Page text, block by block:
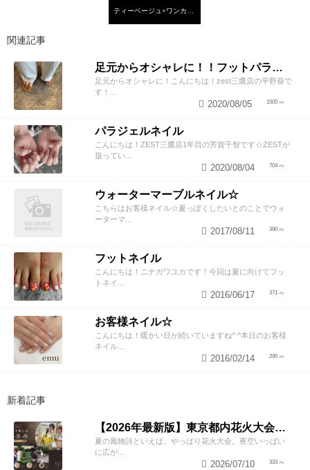
関連記事
足元からオシャレに！！フットパラジェルネイル！
足元からオシャレに！こんにちは！zest三鷹店の平野葵で
す！...
1505
2020/08/05
パラジェルネイル
こんにちは！ZEST三鷹店1年目の芳賀千智です☆ZESTが
扱ってい...
704
2020/08/04
ウォーターマーブルネイル☆
こちらはお客様ネイル☆夏っぽくしたいとのことでウォ
ーターマ...
390
2017/08/11
フットネイル
こんにちは！ニナガワユカです！今回は夏に向けてフッ
トネイ...
371
2016/06/17
お客様ネイル☆
こんにちは！暖かい日が続いていますね^ ^本日のお客様
ネイル...
295
2016/02/14
新着記事
【2026年最新版】東京都内花火大会まとめ｜浴衣着付け・ヘアセットならZESTへ
夏の風物詩といえば、やっぱり花火大会。夜空いっぱい
に広が...
333
2026/07/10